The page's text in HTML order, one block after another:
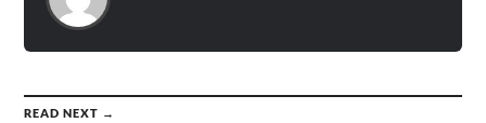
READ NEXT →